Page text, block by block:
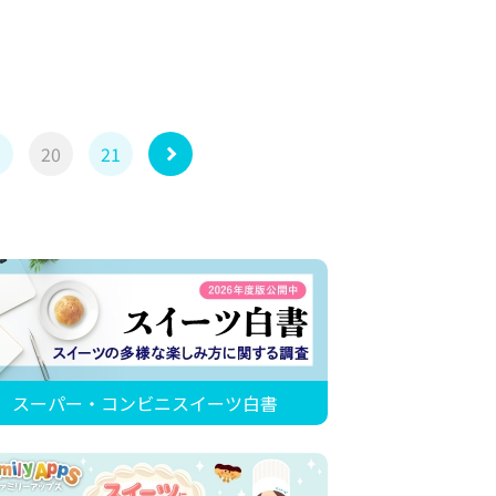
20 21
スーパー・コンビニスイーツ白書